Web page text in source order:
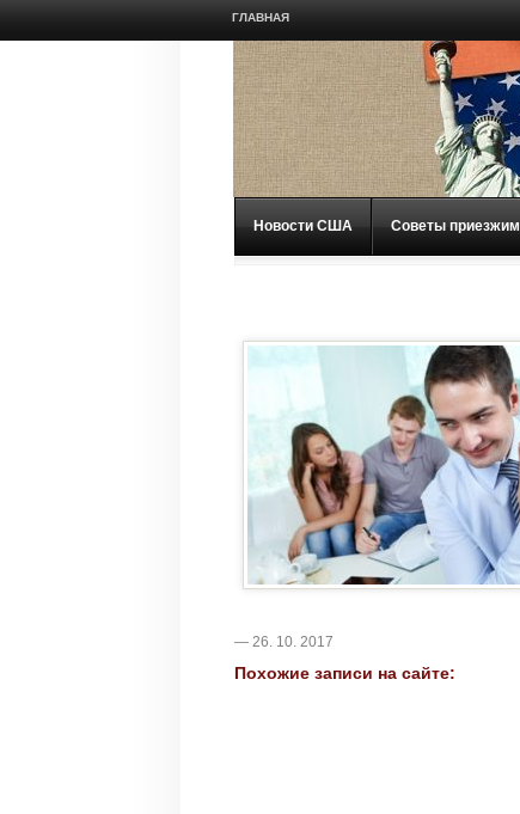
ГЛАВНАЯ
Новости США Советы приезжим
— 26. 10. 2017
Похожие записи на сайте: